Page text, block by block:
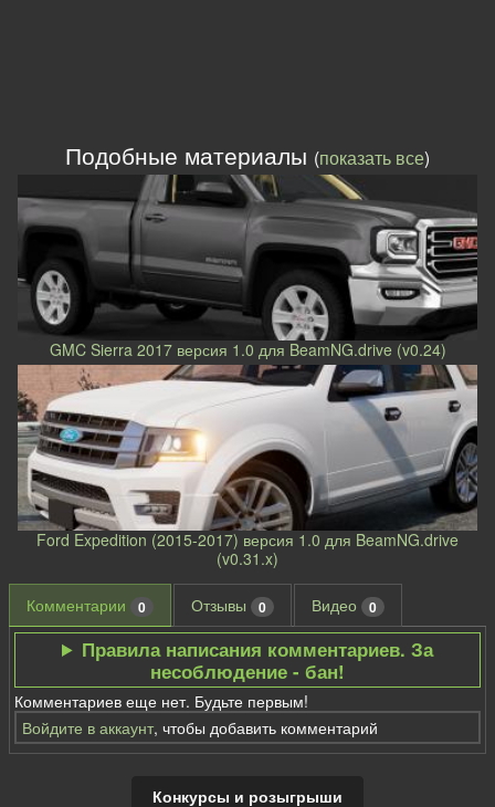
Подобные материалы (показать все)
GMC Sierra 2017 версия 1.0 для BeamNG.drive (v0.24)
Ford Expedition (2015-2017) версия 1.0 для BeamNG.drive
(v0.31.x)
Комментарии 0 Отзывы 0 Видео 0
Правила написания комментариев. За
несоблюдение - бан!
Комментариев еще нет. Будьте первым!
Войдите в аккаунт, чтобы добавить комментарий
Конкурсы и розыгрыши